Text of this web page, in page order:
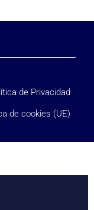
de Privacidad
de cookies (UE)